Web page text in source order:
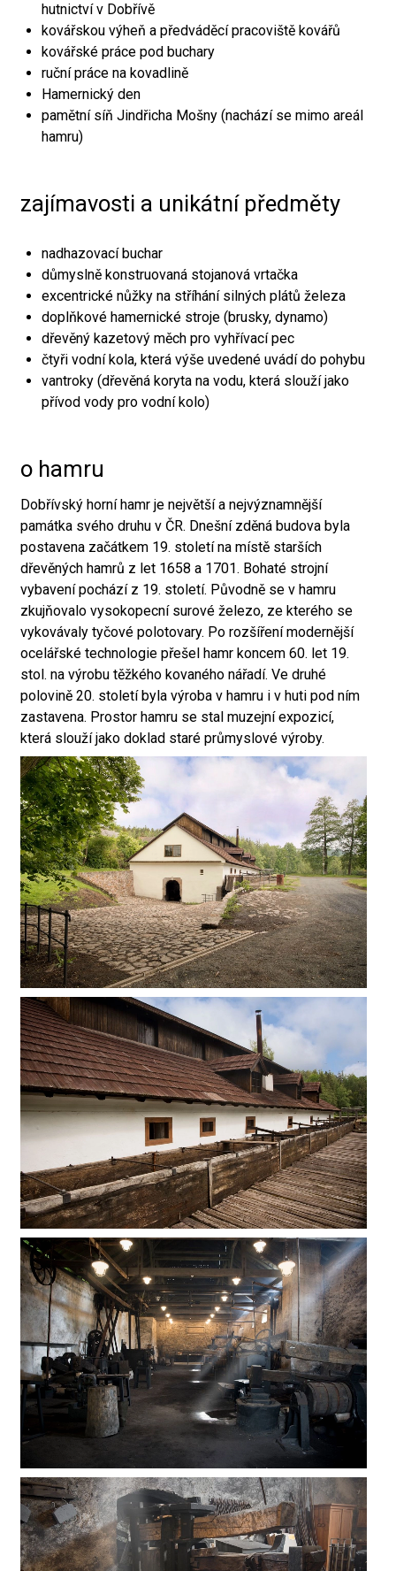
hutnictví v Dobřívě
kovářskou výheň a předváděcí pracoviště kovářů
kovářské práce pod buchary
ruční práce na kovadlině
Hamernický den
pamětní síň Jindřicha Mošny (nachází se mimo areál
hamru)
zajímavosti a unikátní předměty
nadhazovací buchar
důmyslně konstruovaná stojanová vrtačka
excentrické nůžky na stříhání silných plátů železa
doplňkové hamernické stroje (brusky, dynamo)
dřevěný kazetový měch pro vyhřívací pec
čtyři vodní kola, která výše uvedené uvádí do pohybu
vantroky (dřevěná koryta na vodu, která slouží jako
přívod vody pro vodní kolo)
o hamru
Dobřívský horní hamr je největší a nejvýznamnější
památka svého druhu v ČR. Dnešní zděná budova byla
postavena začátkem 19. století na místě starších
dřevěných hamrů z let 1658 a 1701. Bohaté strojní
vybavení pochází z 19. století. Původně se v hamru
zkujňovalo vysokopecní surové železo, ze kterého se
vykovávaly tyčové polotovary. Po rozšíření modernější
ocelářské technologie přešel hamr koncem 60. let 19.
stol. na výrobu těžkého kovaného nářadí. Ve druhé
polovině 20. století byla výroba v hamru i v huti pod ním
zastavena. Prostor hamru se stal muzejní expozicí,
která slouží jako doklad staré průmyslové výroby.